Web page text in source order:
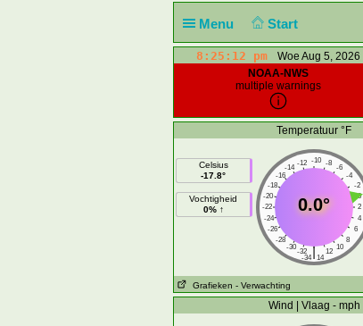
Menu Start
8:25:13 pm
Woe Aug 5, 2026
NOAA-NWS
multiple warnings
Temperatuur °F
Celsius
-17.8°
Vochtigheid
0% ↑
-10
-12 -8
-14
-6
-16
-4
-18
-2
-20
0
-22
2
-24
4
-26
6
-28
8
-30
10
-32 12
|
-34 14
0.0°
Grafieken - Verwachting
Wind | Vlaag - mph